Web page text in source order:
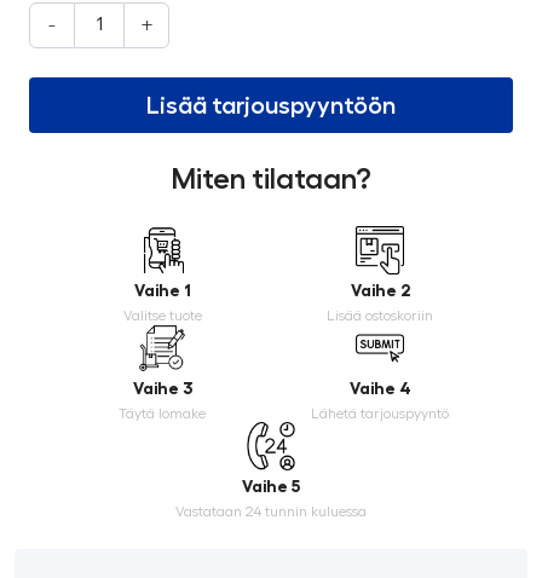
- +
Lisää tarjouspyyntöön
Miten tilataan?
Vaihe 1
Valitse tuote
Vaihe 2
Lisää ostoskoriin
Vaihe 3
Täytä lomake
Vaihe 4
Lähetä tarjouspyyntö
Vaihe 5
Vastataan 24 tunnin kuluessa